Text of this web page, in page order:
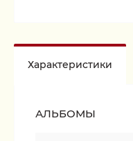
Характеристики
АЛЬБОМЫ